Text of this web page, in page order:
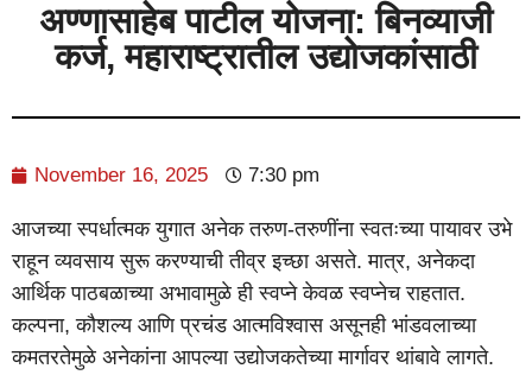
अण्णासाहेब पाटील योजना: बिनव्याजी
कर्ज, महाराष्ट्रातील उद्योजकांसाठी
November 16, 2025 7:30 pm
आजच्या स्पर्धात्मक युगात अनेक तरुण-तरुणींना स्वतःच्या पायावर उभे
राहून व्यवसाय सुरू करण्याची तीव्र इच्छा असते. मात्र, अनेकदा
आर्थिक पाठबळाच्या अभावामुळे ही स्वप्ने केवळ स्वप्नेच राहतात.
कल्पना, कौशल्य आणि प्रचंड आत्मविश्वास असूनही भांडवलाच्या
कमतरतेमुळे अनेकांना आपल्या उद्योजकतेच्या मार्गावर थांबावे लागते.